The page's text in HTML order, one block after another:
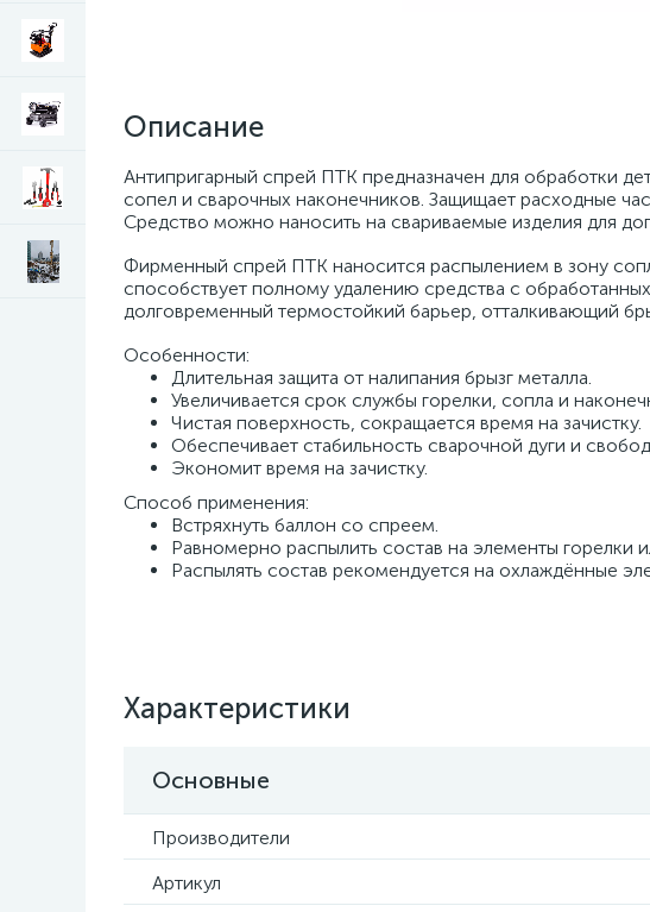
Описание
Антипригарный спрей ПТК предназначен для обработки
сопел и сварочных наконечников. Защищает расходные
Средство можно наносить на свариваемые изделия для
Фирменный спрей ПТК наносится распылением в зону
способствует полному удалению средства с
долговременный термостойкий барьер, отталкивающий
Особенности:
Длительная защита от налипания брызг металла.
Увеличивается срок службы горелки, сопла и
Чистая поверхность, сокращается время на зачистку.
Обеспечивает стабильность сварочной дуги и
Экономит время на зачистку.
Способ применения:
Встряхнуть баллон со спреем.
Равномерно распылить состав на элементы горелки
Распылять состав рекомендуется на охлаждённые
Характеристики
Основные
Производители
Артикул